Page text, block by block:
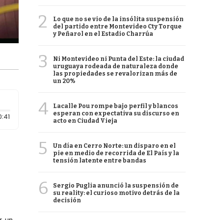
Duración: 41 segundos
2
Lo que no se vio de la insólita suspensión
del partido entre Montevideo Cty Torque
y Peñarol en el Estadio Charrúa
3
Ni Montevideo ni Punta del Este: la ciudad
uruguaya rodeada de naturaleza donde
las propiedades se revalorizan más de
un 20%
4
Lacalle Pou rompe bajo perfil y blancos
esperan con expectativa su discurso en
acto en Ciudad Vieja
5
Un día en Cerro Norte: un disparo en el
pie en medio de recorrida de El País y la
tensión latente entre bandas
6
Sergio Puglia anunció la suspensión de
su reality: el curioso motivo detrás de la
decisión